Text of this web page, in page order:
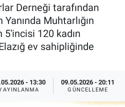
Derneği tarafından
Muhtarlığın
5'incisi 120 kadın
ev sahipliğinde
- 13:30 09.05.2026 - 20:11
GÜNCELLEME